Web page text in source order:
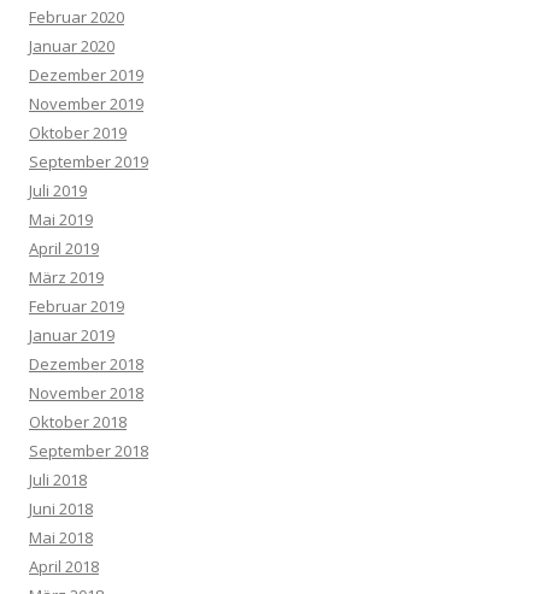
Februar 2020
Januar 2020
Dezember 2019
November 2019
Oktober 2019
September 2019
Juli 2019
Mai 2019
April 2019
März 2019
Februar 2019
Januar 2019
Dezember 2018
November 2018
Oktober 2018
September 2018
Juli 2018
Juni 2018
Mai 2018
April 2018